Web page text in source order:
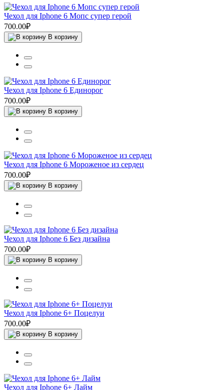
Чехол для Iphone 6 Мопс супер герой
700.00₽
В корзину
Чехол для Iphone 6 Единорог
700.00₽
В корзину
Чехол для Iphone 6 Мороженое из сердец
700.00₽
В корзину
Чехол для Iphone 6 Без дизайна
700.00₽
В корзину
Чехол для Iphone 6+ Поцелуи
700.00₽
В корзину
Чехол для Iphone 6+ Лайм